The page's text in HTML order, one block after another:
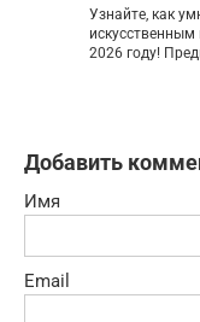
Узнайте, как
2026 году!
Добавить
Имя
Email